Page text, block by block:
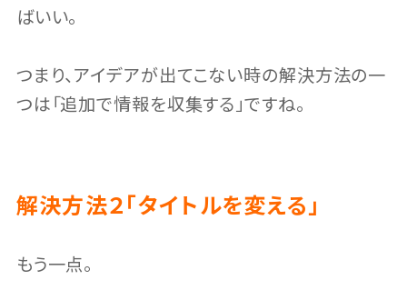
ばいい。
つまり、アイデアが出てこない時の解決方法の一
つは「追加で情報を収集する」ですね。
解決方法２「タイトルを変える」
もう一点。